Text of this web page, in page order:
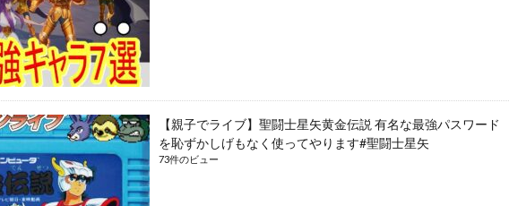
【親子でライブ】聖闘士星矢黄金伝説 有名な最強パスワード
を恥ずかしげもなく使ってやります#聖闘士星矢
73件のビュー